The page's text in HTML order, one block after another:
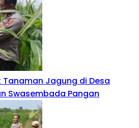
Tanaman Jagung di Desa
Swasembada Pangan